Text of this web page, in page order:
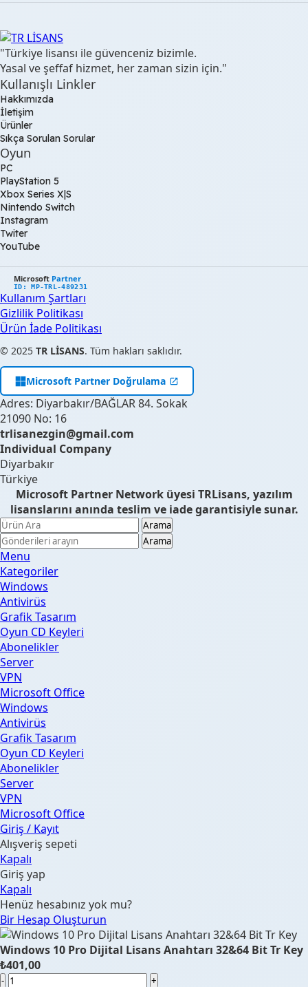
"Türkiye lisansı ile güvenceniz bizimle.
Yasal ve şeffaf hizmet, her zaman sizin için."
Kullanışlı Linkler
Hakkımızda
İletişim
Ürünler
Sıkça Sorulan Sorular
Oyun
PC
PlayStation 5
Xbox Series X|S
Nintendo Switch
Instagram
Twiter
YouTube
Microsoft Partner
ID: MP-TRL-489231
Kullanım Şartları
Gizlilik Politikası
Ürün İade Politikası
© 2025 TR LİSANS. Tüm hakları saklıdır.
Microsoft Partner Doğrulama
Adres: Diyarbakır/BAĞLAR 84. Sokak
21090 No: 16
trlisanezgin@gmail.com
Individual Company
Diyarbakır
Türkiye
Microsoft Partner Network üyesi TRLisans, yazılım
lisanslarını anında teslim ve iade garantisiyle sunar.
Arama
Arama
Menu
Kategoriler
Windows
Antivirüs
Grafik Tasarım
Oyun CD Keyleri
Abonelikler
Server
VPN
Microsoft Office
Windows
Antivirüs
Grafik Tasarım
Oyun CD Keyleri
Abonelikler
Server
VPN
Microsoft Office
Giriş / Kayıt
Alışveriş sepeti
Kapalı
Giriş yap
Kapalı
Henüz hesabınız yok mu?
Bir Hesap Oluşturun
Windows 10 Pro Dijital Lisans Anahtarı 32&64 Bit Tr Key
₺401,00
Windows